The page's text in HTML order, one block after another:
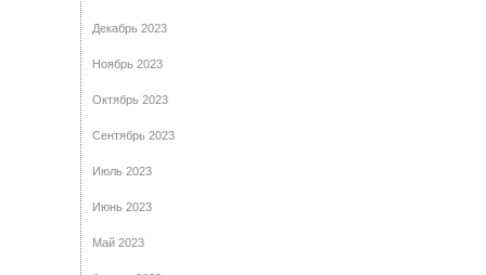
Декабрь 2023
Ноябрь 2023
Октябрь 2023
Сентябрь 2023
Июль 2023
Июнь 2023
Май 2023